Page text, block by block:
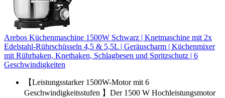
Arebos Küchenmaschine 1500W Schwarz | Knetmaschine mit 2x
Edelstahl-Rührschüsseln 4,5 & 5,5L | Geräuscharm | Küchenmixer
mit Rührhaken, Knethaken, Schlagbesen und Spritzschutz | 6
Geschwindigkeiten
【Leistungsstarker 1500W-Motor mit 6
Geschwindigkeitsstufen 】Der 1500 W Hochleistungsmotor